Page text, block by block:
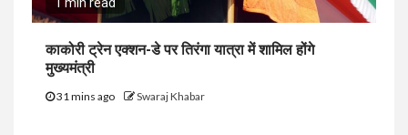
काकोरी ट्रेन एक्शन-डे पर तिरंगा यात्रा में शामिल होंगे
मुख्यमंत्री
31 mins ago Swaraj Khabar